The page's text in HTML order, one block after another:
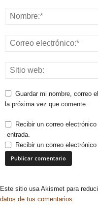
Guardar mi nombre, correo
la próxima vez que comente.
Recibir un correo
entrada.
Recibir un correo
Este sitio usa Akismet para
datos de tus comentarios.